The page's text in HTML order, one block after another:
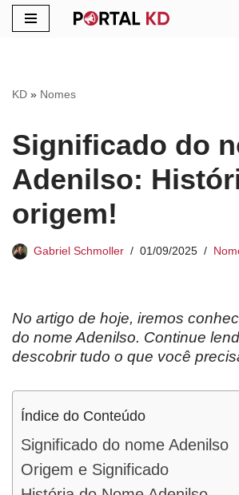
conteúdo
KD » Nomes
Significado do
Adenilso:
origem!
Gabriel Schmoller 01/09/2025
No artigo de hoje, iremos
do nome Adenilso. Continue
descobrir tudo o que você
Índice do Conteúdo
Significado do nome Adenilso
Origem e Significado